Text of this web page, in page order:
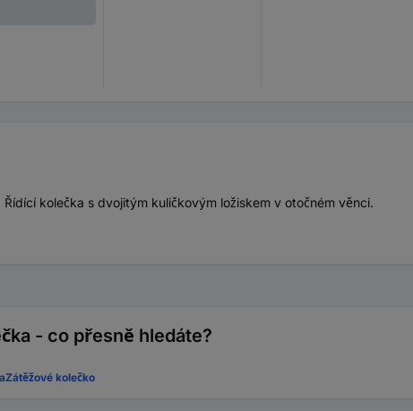
kolečka s dvojitým kuličkovým ložiskem v otočném věnci.
- co přesně hledáte?
Zátěžové kolečko